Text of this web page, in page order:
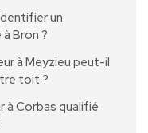
un
Bron ?
à Meyzieu peut-il
toit ?
à Corbas qualifié